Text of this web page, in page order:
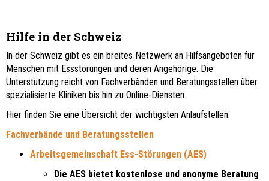
Hilfe in der Schweiz
In der Schweiz gibt es ein breites Netzwerk an Hilfsangeboten für
Menschen mit Essstörungen und deren Angehörige. Die
Unterstützung reicht von Fachverbänden und Beratungsstellen über
spezialisierte Kliniken bis hin zu Online-Diensten.
Hier finden Sie eine Übersicht der wichtigsten Anlaufstellen:
Fachverbände und Beratungsstellen
Arbeitsgemeinschaft Ess-Störungen (AES)
Die AES bietet kostenlose und anonyme Beratung